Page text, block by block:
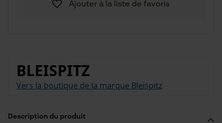
Ajouter à la liste de favoris
BLEISPITZ
Vers la boutique de la marque Bleispitz
Description du produit